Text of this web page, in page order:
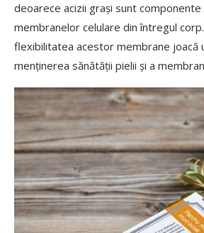
deoarece acizii grași sunt
membranelor celulare din întregul
flexibilitatea acestor membrane joacă
menținerea sănătății pielii și a